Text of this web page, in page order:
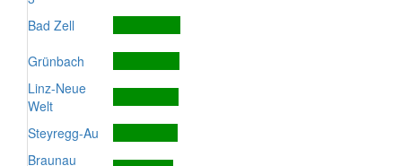
Bad Zell
Grünbach
Linz-Neue
Welt
Steyregg-Au
Braunau